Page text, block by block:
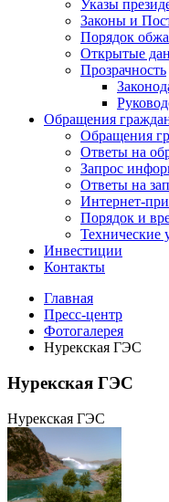
Указы
Законы и
Порядок
Открытые
Прозрачность
Обращения
Обращения
Ответы на
Запрос
Ответы на
Интернет-
Порядок и
Технические
Инвестиции
Контакты
Главная
Пресс-центр
Фотогалерея
Нурекская ГЭС
Нурекская ГЭС
Нурекская ГЭС